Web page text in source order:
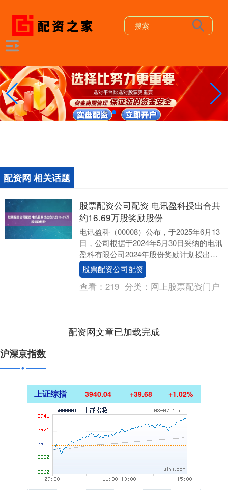
配资网 相关话题
股票配资公司配资 电讯盈科授出合共
约16.69万股奖励股份
电讯盈科（00008）公布，于2025年6月13
日，公司根据于2024年5月30日采纳的电讯
盈科有限公司2024年股份奖励计划授出涉
及公司将发行的股份合共约16....
股票配资公司配资
查看： 219 分类： 网上股票配资门户
配资网文章已加载完成
沪深京指数
上证综指 3940.04 +39.68 +1.02%